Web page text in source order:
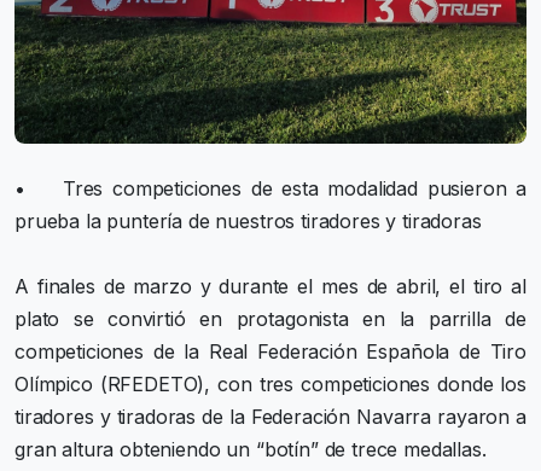
• Tres competiciones de esta modalidad pusieron a
prueba la puntería de nuestros tiradores y tiradoras
A finales de marzo y durante el mes de abril, el tiro al
plato se convirtió en protagonista en la parrilla de
competiciones de la Real Federación Española de Tiro
Olímpico (RFEDETO), con tres competiciones donde los
tiradores y tiradoras de la Federación Navarra rayaron a
gran altura obteniendo un “botín” de trece medallas.